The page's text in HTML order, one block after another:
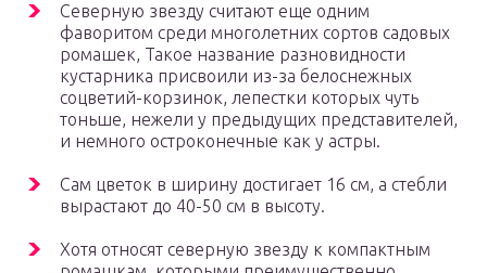
Северную звезду считают еще одним
фаворитом среди многолетних сортов садовых
ромашек, Такое название разновидности
кустарника присвоили из-за белоснежных
соцветий-корзинок, лепестки которых чуть
тоньше, нежели у предыдущих представителей,
и немного остроконечные как у астры.
Сам цветок в ширину достигает 16 см, а стебли
вырастают до 40-50 см в высоту.
Хотя относят северную звезду к компактным